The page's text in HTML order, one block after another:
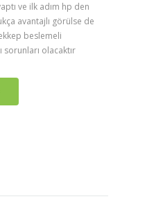
ve ilk adım hp den
avantajlı görülse de
beslemeli
sorunları olacaktır